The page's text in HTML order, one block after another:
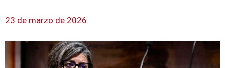
23 de marzo de 2026